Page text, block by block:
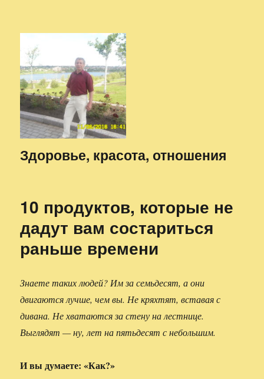
Здоровье, красота, отношения
10 продуктов, которые не
дадут вам состариться
раньше времени
Знаете таких людей? Им за семьдесят, а они
двигаются лучше, чем вы. Не кряхтят, вставая с
дивана. Не хватаются за стену на лестнице.
Выглядят — ну, лет на пятьдесят с небольшим.
И вы думаете: «Как?»